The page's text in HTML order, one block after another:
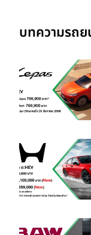
บทความรถ